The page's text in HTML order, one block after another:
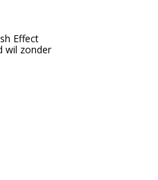
Effect
wil zonder